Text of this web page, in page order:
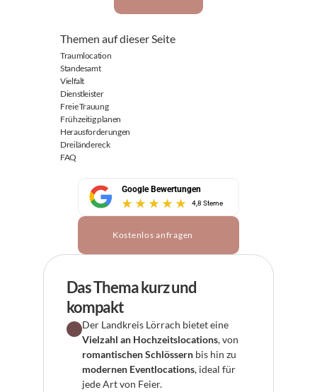
Themen auf dieser Seite
Traumlocation
Standesamt
Vielfalt
Dienstleister
Freie Trauung
Frühzeitig planen
Herausforderungen
Dreiländereck
FAQ
Google Bewertungen
4,8 Sterne
Kostenlos anfragen
Das Thema kurz und
kompakt
Vielzahl an Hochzeitslocations
romantischen Schlössern
modernen Eventlocations, ideal für
jede Art von Feier.